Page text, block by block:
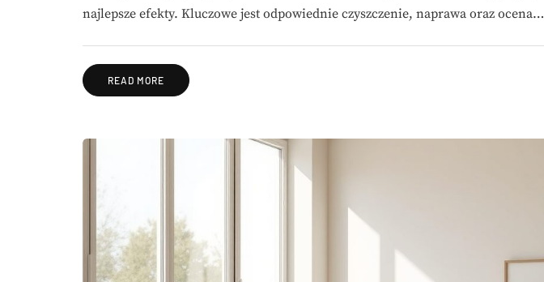
najlepsze efekty. Kluczowe jest odpowiednie czyszczenie, naprawa oraz ocena…
READ MORE